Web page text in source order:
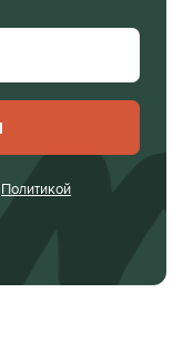
Политикой